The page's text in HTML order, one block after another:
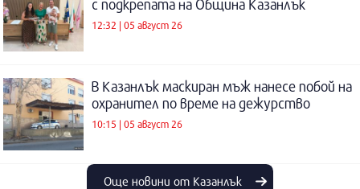
с подкрепата на Община Казанлък
12:32 | 05 август 26
В Казанлък маскиран мъж нанесе побой на
охранител по време на дежурство
10:15 | 05 август 26
Още новини от Казанлък